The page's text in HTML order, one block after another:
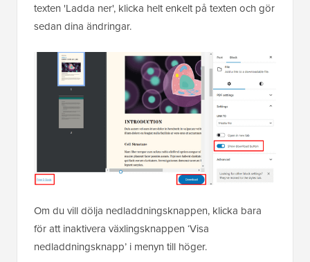
texten 'Ladda ner', klicka helt enkelt på texten och gör
sedan dina ändringar.
Om du vill dölja nedladdningsknappen, klicka bara
för att inaktivera växlingsknappen ‘Visa
nedladdningsknapp’ i menyn till höger.